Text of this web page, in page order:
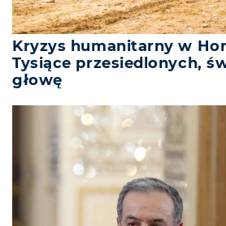
Kryzys humanitarny w
Tysiące przesiedlonych,
głowę